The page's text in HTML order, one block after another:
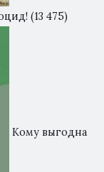
(13 475)
Кому выгодна